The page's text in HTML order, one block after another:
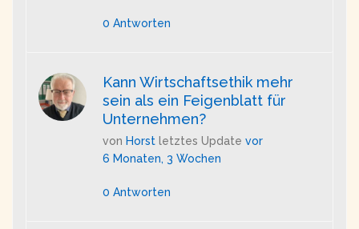
0 Antworten
Kann Wirtschaftsethik mehr
sein als ein Feigenblatt für
Unternehmen?
von Horst letztes Update vor
6 Monaten, 3 Wochen
0 Antworten